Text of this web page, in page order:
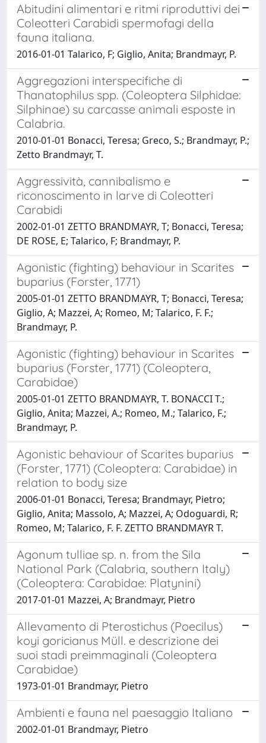
Abitudini alimentari e ritmi riproduttivi dei
Coleotteri Carabidi spermofagi della
fauna italiana.
2016-01-01 Talarico, F; Giglio, Anita; Brandmayr, P.
Aggregazioni interspecifiche di
Thanatophilus spp. (Coleoptera Silphidae:
Silphinae) su carcasse animali esposte in
Calabria.
2010-01-01 Bonacci, Teresa; Greco, S.; Brandmayr, P.;
Zetto Brandmayr, T.
Aggressività, cannibalismo e
riconoscimento in larve di Coleotteri
Carabidi
2002-01-01 ZETTO BRANDMAYR, T; Bonacci, Teresa;
DE ROSE, E; Talarico, F; Brandmayr, P.
Agonistic (fighting) behaviour in Scarites
buparius (Forster, 1771)
2005-01-01 ZETTO BRANDMAYR, T; Bonacci, Teresa;
Giglio, A; Mazzei, A; Romeo, M; Talarico, F. F.;
Brandmayr, P.
Agonistic (fighting) behaviour in Scarites
buparius (Forster, 1771) (Coleoptera,
Carabidae)
2005-01-01 ZETTO BRANDMAYR, T. BONACCI T.;
Giglio, Anita; Mazzei, A.; Romeo, M.; Talarico, F.;
Brandmayr, P.
Agonistic behaviour of Scarites buparius
(Forster, 1771) (Coleoptera: Carabidae) in
relation to body size
2006-01-01 Bonacci, Teresa; Brandmayr, Pietro;
Giglio, Anita; Massolo, A; Mazzei, A; Odoguardi, R;
Romeo, M; Talarico, F. F. ZETTO BRANDMAYR T.
Agonum tulliae sp. n. from the Sila
National Park (Calabria, southern Italy)
(Coleoptera: Carabidae: Platynini)
2017-01-01 Mazzei, A; Brandmayr, Pietro
Allevamento di Pterostichus (Poecilus)
koyi goricianus Müll. e descrizione dei
suoi stadi preimmaginali (Coleoptera
Carabidae)
1973-01-01 Brandmayr, Pietro
Ambienti e fauna nel paesaggio Italiano
2002-01-01 Brandmayr, Pietro